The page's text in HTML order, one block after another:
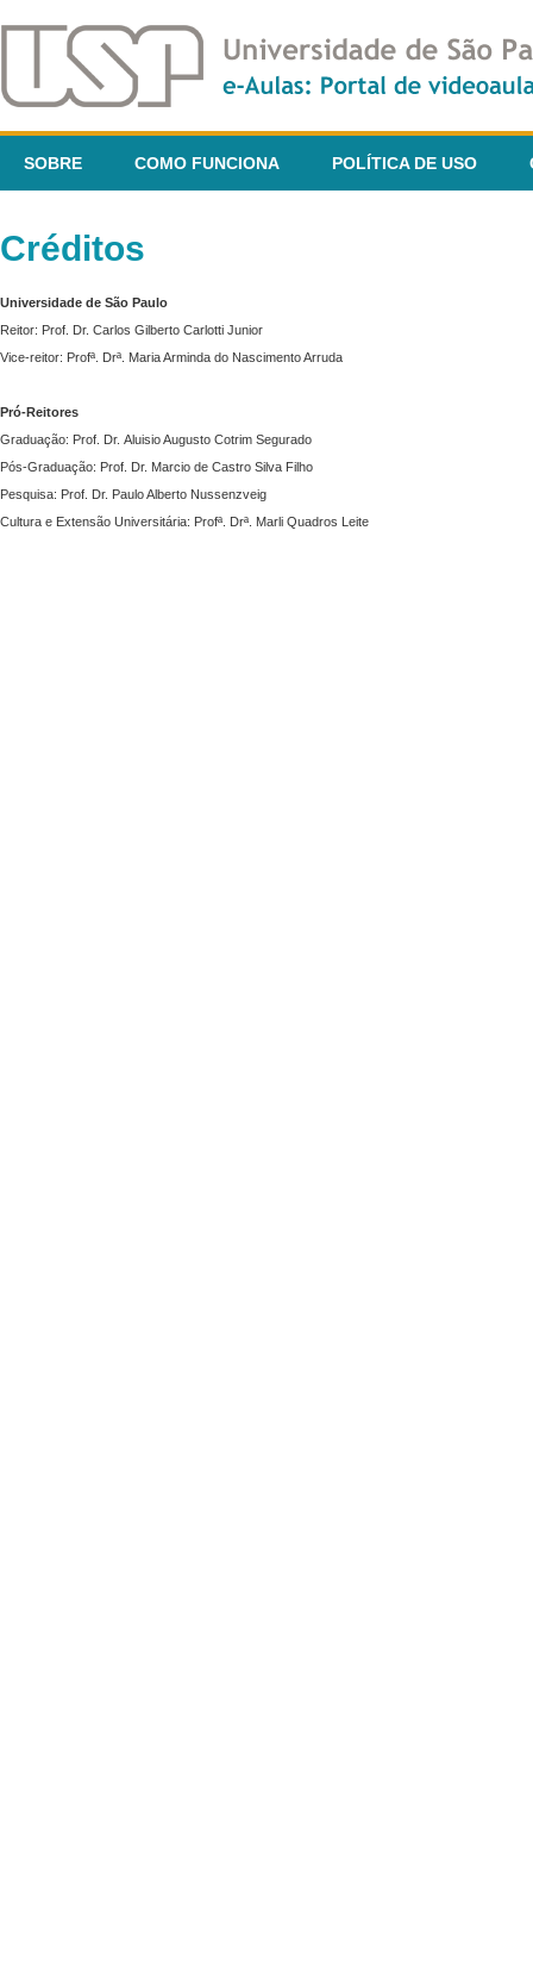
SOBRE COMO FUNCIONA POLÍTICA DE USO
Créditos
Universidade de São Paulo
Reitor: Prof. Dr. Carlos Gilberto Carlotti Junior
Vice-reitor: Profª. Drª. Maria Arminda do Nascimento Arruda
Pró-Reitores
Graduação: Prof. Dr. Aluisio Augusto Cotrim Segurado
Pós-Graduação: Prof. Dr. Marcio de Castro Silva Filho
Pesquisa: Prof. Dr. Paulo Alberto Nussenzveig
Cultura e Extensão Universitária: Profª. Drª. Marli Quadros Leite